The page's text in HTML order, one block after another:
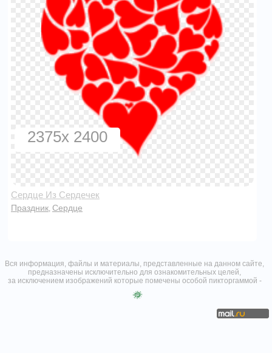
2375x 2400
Сердце Из Сердечек
Праздник Сердце
Вся информация, файлы и материалы, представленные на данном сайте,
предназначены исключительно для ознакомительных целей,
за исключением изображений которые помечены особой пикторгаммой -